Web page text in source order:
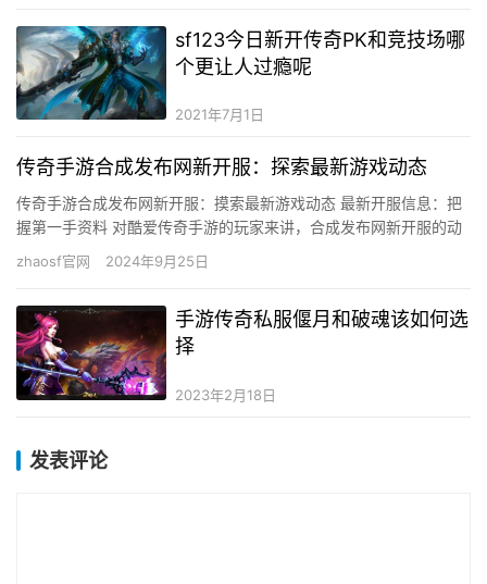
sf123今日新开传奇PK和竞技场哪
个更让人过瘾呢
2021年7月1日
传奇手游合成发布网新开服：探索最新游戏动态
传奇手游合成发布网新开服：摸索最新游戏动态 最新开服信息：把
握第一手资料 对酷爱传奇手游的玩家来讲，合成发布网新开服的动
静无疑是使人兴奋的。这些新开服不但供给了全新的游戏体验，还
zhaosf官网 2024年9月25日
手游传奇私服偃月和破魂该如何选
择
2023年2月18日
发表评论